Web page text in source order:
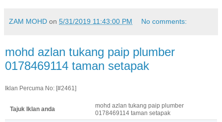
ZAM MOHD on 5/31/2019 11:43:00 PM No comments:
mohd azlan tukang paip plumber
0178469114 taman setapak
Iklan Percuma No: [#2461]
Tajuk Iklan anda
mohd azlan tukang paip plumber
0178469114 taman setapak